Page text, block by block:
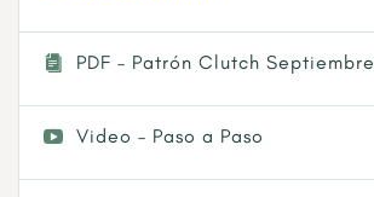
PDF – Patrón Clutch Septiembre
Video – Paso a Paso